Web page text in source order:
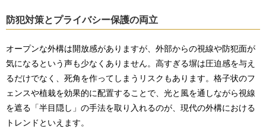
防犯対策とプライバシー保護の両立
オープンな外構は開放感がありますが、外部からの視線や防犯面が
気になるという声も少なくありません。高すぎる塀は圧迫感を与え
るだけでなく、死角を作ってしまうリスクもあります。格子状のフ
ェンスや植栽を効果的に配置することで、光と風を通しながら視線
を遮る「半目隠し」の手法を取り入れるのが、現代の外構における
トレンドといえます。